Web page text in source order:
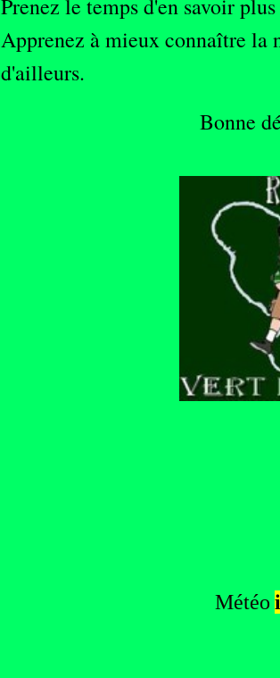
Prenez le temps d'en savoir
Apprenez à mieux connaître la
d'ailleurs.
Bonne
Météo